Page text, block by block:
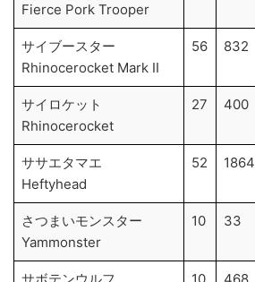
Fierce Pork Trooper
サイブースター
Rhinocerocket Mark II
56 832
サイロケット
Rhinocerocket
27 400
ササエタマエ
Heftyhead
52 1864
さつまいモンスター
Yammonster
10 33